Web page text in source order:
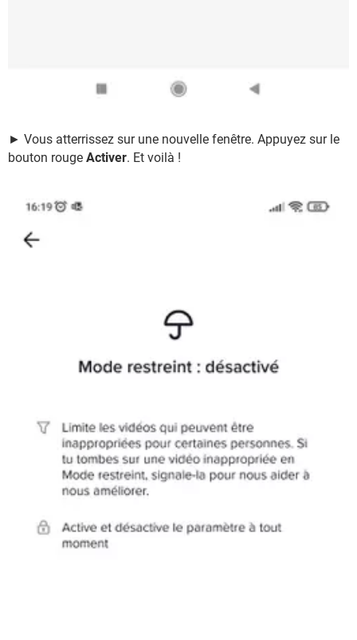
► Vous atterrissez sur une nouvelle fenêtre. Appuyez sur le
bouton rouge Activer. Et voilà !